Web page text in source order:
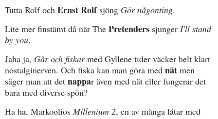
Tutta Rolf och Ernst Rolfsjöng Gör någonting.
Lite mer finstämt då när The Pretenders sjunger I'll stand
by you.
Jaha ja, Går och fiskarmed Gyllene tider väcker helt klart
nostalginerven. Och fiska kan man göra med nät men
säger man att det nappar även med nät eller fungerar det
bara med diverse spön?
Ha ha, Markoolios Millenium 2, en av många låtar med